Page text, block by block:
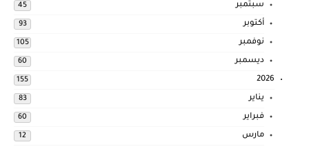
سبتمبر 45
أكتوبر 93
نوفمبر 105
ديسمبر 60
2026
155
يناير 83
فبراير 60
مارس 12